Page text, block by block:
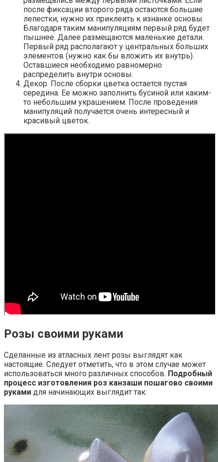
после фиксации второго ряда остаются большие
лепестки, нужно их приклеить к изнанке основы.
Благодаря таким манипуляциям первый ряд будет
пышнее. Далее размещаются маленькие детали.
Первый ряд располагают у центральных больших
элементов (нужно как бы вложить их внутрь).
Оставшиеся необходимо равномерно
распределить внутри основы.
Декор. После сборки цветка остается пустая
середина. Ее можно заполнить бусиной или каким-
то небольшим украшением. После проведения
манипуляций получается очень интересный и
красивый цветок.
Розы своими руками
Сделанные из атласных лент розы выглядят как
настоящие. Следует отметить, что в этом случае может
использоваться много различных способов. Подробный
процесс изготовления роз канзаши пошагово своими
руками для начинающих выглядит так: